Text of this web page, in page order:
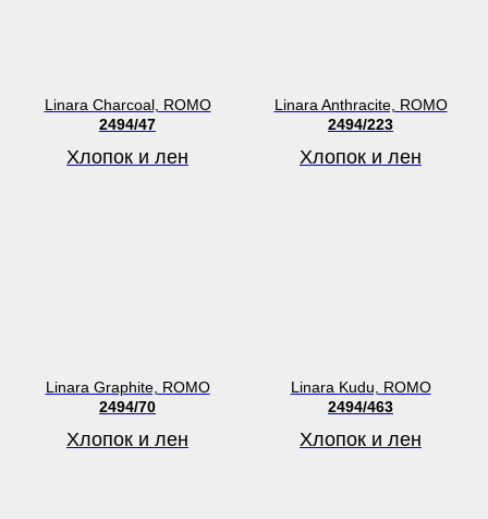
Linara Charcoal, ROMO
2494/47
Хлопок и лен
Linara Anthracite, ROMO
2494/223
Хлопок и лен
Linara Graphite, ROMO
2494/70
Хлопок и лен
Linara Kudu, ROMO
2494/463
Хлопок и лен